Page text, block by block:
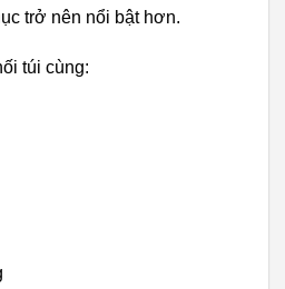
trở nên nổi bật hơn.
túi cùng: